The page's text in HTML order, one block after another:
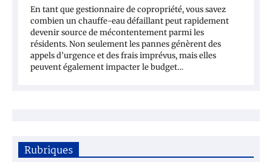
En tant que gestionnaire de copropriété, vous savez
combien un chauffe-eau défaillant peut rapidement
devenir source de mécontentement parmi les
résidents. Non seulement les pannes génèrent des
appels d’urgence et des frais imprévus, mais elles
peuvent également impacter le budget…
Rubriques